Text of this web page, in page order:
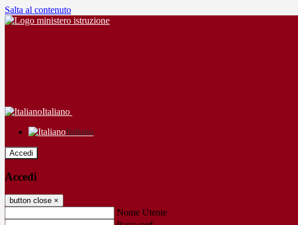
Salta al contenuto
Italiano
Italiano
Accedi
Accedi
button close ×
Nome Utente